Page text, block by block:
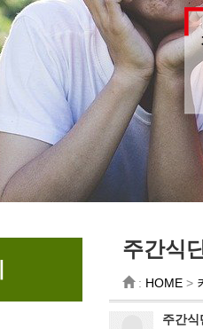
주간식
: HOME >
주간식